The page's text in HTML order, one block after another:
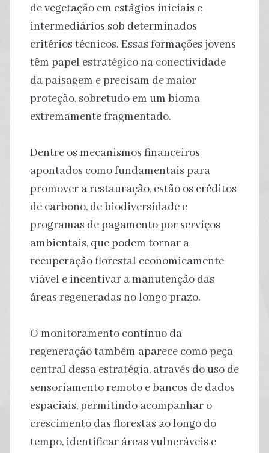
de vegetação em estágios iniciais e
intermediários sob determinados
critérios técnicos. Essas formações jovens
têm papel estratégico na conectividade
da paisagem e precisam de maior
proteção, sobretudo em um bioma
extremamente fragmentado.
Dentre os mecanismos financeiros
apontados como fundamentais para
promover a restauração, estão os créditos
de carbono, de biodiversidade e
programas de pagamento por serviços
ambientais, que podem tornar a
recuperação florestal economicamente
viável e incentivar a manutenção das
áreas regeneradas no longo prazo.
O monitoramento contínuo da
regeneração também aparece como peça
central dessa estratégia, através do uso de
sensoriamento remoto e bancos de dados
espaciais, permitindo acompanhar o
crescimento das florestas ao longo do
tempo, identificar áreas vulneráveis e